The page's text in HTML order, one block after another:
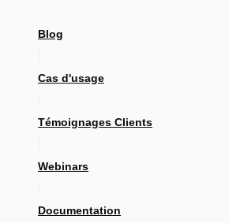
Blog
Cas d'usage
Témoignages Clients
Webinars
Documentation